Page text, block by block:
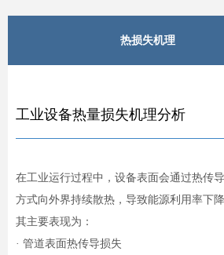
热损失机理
在工业运行过程中，设备表面会通过热传
方式向外界持续散热，导致能源利用率下降
其主要表现为：
· 管道表面热传导损失
工业设备热量损失机理分析